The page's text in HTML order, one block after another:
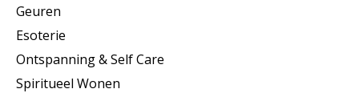
Geuren
Esoterie
Ontspanning & Self Care
Spiritueel Wonen